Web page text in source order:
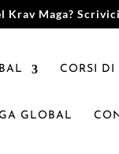
Maga?
CORSI DI
GLOBAL